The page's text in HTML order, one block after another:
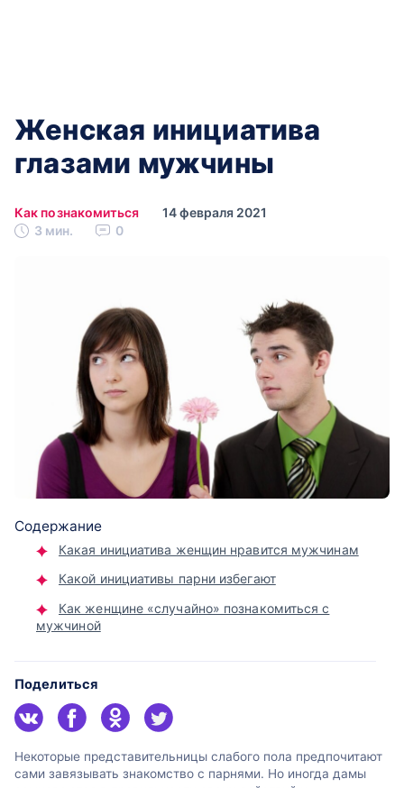
Женская инициатива
глазами мужчины
Как познакомиться
14 февраля 2021
3 мин.
0
Содержание
Какая инициатива женщин нравится мужчинам
Какой инициативы парни избегают
Как женщине «случайно» познакомиться с
мужчиной
Поделиться
Некоторые представительницы слабого пола предпочитают
сами завязывать знакомство с парнями. Но иногда дамы